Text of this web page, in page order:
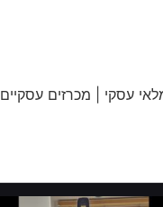
עסקי | מכרזים עסקיים